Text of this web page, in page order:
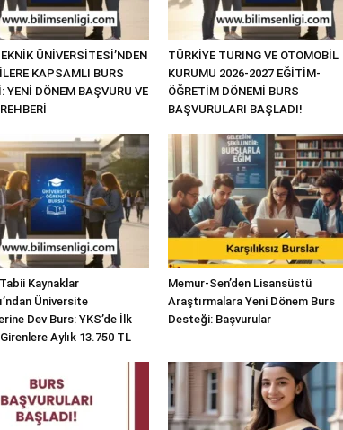
ÜNİVERSİTESİ’NDEN
KAPSAMLI BURS
YENİ DÖNEM BAŞVURU VE
TÜRKİYE TURING VE OTOMOBİL
KURUMU 2026-2027 EĞİTİM-
ÖĞRETİM DÖNEMİ BURS
BAŞVURULARI BAŞLADI!
Kaynaklar
Üniversite
Dev Burs: YKS’de İlk
Aylık 13.750 TL
Memur-Sen’den Lisansüstü
Araştırmalara Yeni Dönem Burs
Desteği: Başvurular